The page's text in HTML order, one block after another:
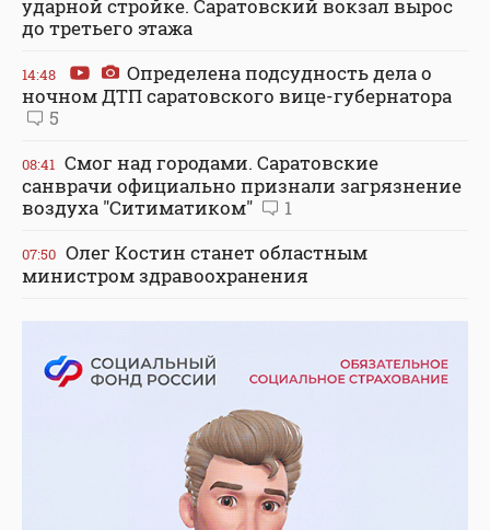
ударной стройке. Саратовский вокзал вырос
до третьего этажа
14:48
Определена подсудность дела о
ночном ДТП саратовского вице-губернатора
5
08:41 Смог над городами. Саратовские
санврачи официально признали загрязнение
воздуха "Ситиматиком"
1
07:50 Олег Костин станет областным
министром здравоохранения